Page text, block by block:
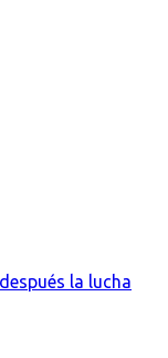
la lucha